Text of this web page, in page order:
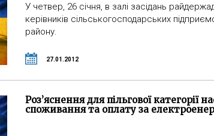
У четвер, 26 січня, в залі засідань
керівників сільськогосподарських
району.
27.01.2012
Роз’яснення для пільгової категорії
споживання та оплату за